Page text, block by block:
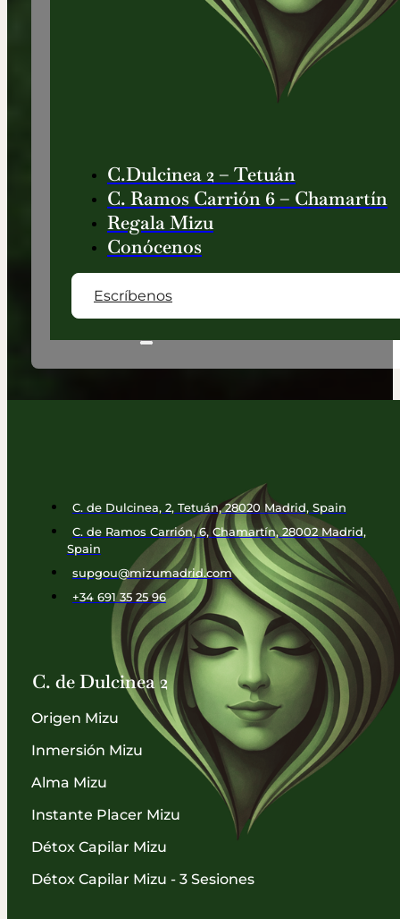
C.Dulcinea 2 – Tetuán
C. Ramos Carrión 6 – Chamartín
Regala Mizu
Conócenos
Escríbenos
¿Te interesa nuestra marca? Creamos
experiencias con propósito.
C. de Dulcinea, 2, Tetuán, 28020 Madrid, Spain
C. de Ramos Carrión, 6, Chamartín, 28002 Madrid,
Spain
supgou@mizumadrid.com
+34 691 35 25 96
C. de Dulcinea 2
Origen Mizu
Inmersión Mizu
Alma Mizu
Instante Placer Mizu
Détox Capilar Mizu
Détox Capilar Mizu - 3 Sesiones